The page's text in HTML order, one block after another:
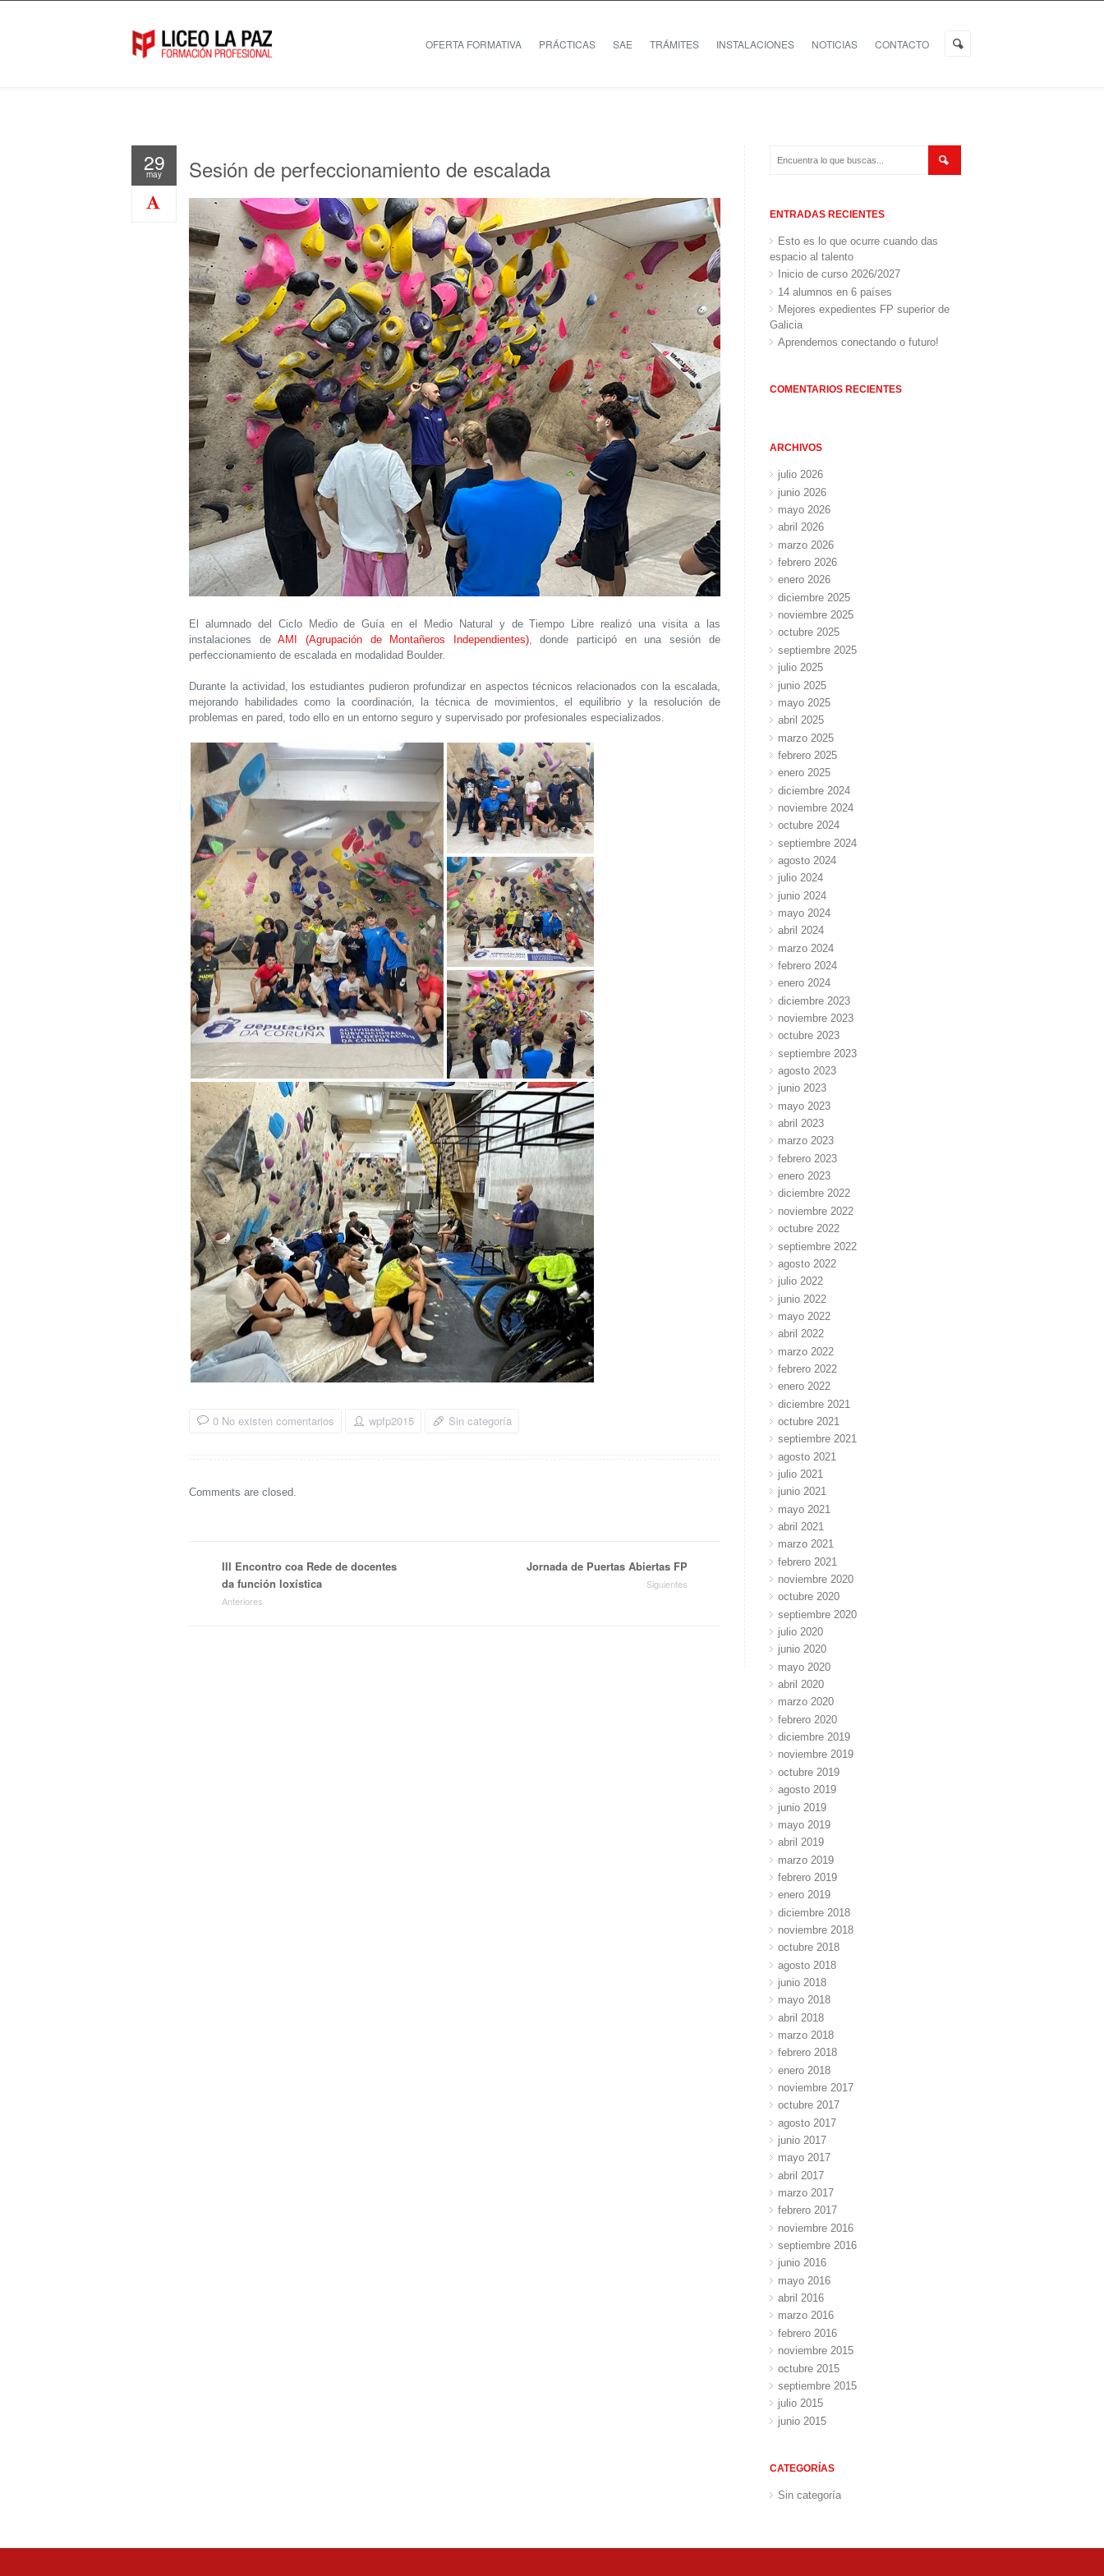
OFERTA FORMATIVA PRÁCTICAS SAE TRÁMITES INSTALACIONES NOTICIAS CONTACTO
29
may Sesión de perfeccionamiento de escalada
El alumnado del Ciclo Medio de Guía en el Medio Natural y de Tiempo Libre realizó una visita a las
instalaciones deAMI (Agrupación de Montañeros Independientes), donde participó en una sesión de
perfeccionamiento de escalada en modalidad Boulder.
Durante la actividad, los estudiantes pudieron profundizar en aspectos técnicos relacionados con la escalada,
mejorando habilidades como la coordinación, la técnica de movimientos, el equilibrio y la resolución de
problemas en pared, todo ello en un entorno seguro y supervisado por profesionales especializados.
0 No existen comentarios wpfp2015 Sin categoría
Comments are closed.
III Encontro coa Rede de docentes
da función loxística
Anteriores
Jornada de Puertas Abiertas FP
Siguientes
ENTRADAS RECIENTES
Esto es lo que ocurre cuando das
espacio al talento
Inicio de curso 2026/2027
14 alumnos en 6 países
Mejores expedientes FP superior de
Galicia
Aprendemos conectando o futuro!
COMENTARIOS RECIENTES
ARCHIVOS
julio 2026
junio 2026
mayo 2026
abril 2026
marzo 2026
febrero 2026
enero 2026
diciembre 2025
noviembre 2025
octubre 2025
septiembre 2025
julio 2025
junio 2025
mayo 2025
abril 2025
marzo 2025
febrero 2025
enero 2025
diciembre 2024
noviembre 2024
octubre 2024
septiembre 2024
agosto 2024
julio 2024
junio 2024
mayo 2024
abril 2024
marzo 2024
febrero 2024
enero 2024
diciembre 2023
noviembre 2023
octubre 2023
septiembre 2023
agosto 2023
junio 2023
mayo 2023
abril 2023
marzo 2023
febrero 2023
enero 2023
diciembre 2022
noviembre 2022
octubre 2022
septiembre 2022
agosto 2022
julio 2022
junio 2022
mayo 2022
abril 2022
marzo 2022
febrero 2022
enero 2022
diciembre 2021
octubre 2021
septiembre 2021
agosto 2021
julio 2021
junio 2021
mayo 2021
abril 2021
marzo 2021
febrero 2021
noviembre 2020
octubre 2020
septiembre 2020
julio 2020
junio 2020
mayo 2020
abril 2020
marzo 2020
febrero 2020
diciembre 2019
noviembre 2019
octubre 2019
agosto 2019
junio 2019
mayo 2019
abril 2019
marzo 2019
febrero 2019
enero 2019
diciembre 2018
noviembre 2018
octubre 2018
agosto 2018
junio 2018
mayo 2018
abril 2018
marzo 2018
febrero 2018
enero 2018
noviembre 2017
octubre 2017
agosto 2017
junio 2017
mayo 2017
abril 2017
marzo 2017
febrero 2017
noviembre 2016
septiembre 2016
junio 2016
mayo 2016
abril 2016
marzo 2016
febrero 2016
noviembre 2015
octubre 2015
septiembre 2015
julio 2015
junio 2015
CATEGORÍAS
Sin categoría